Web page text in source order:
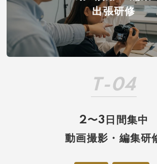
出張研修
T-04
2〜3日間集中
動画撮影・編集研